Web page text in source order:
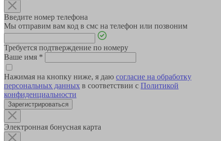
Введите номер телефона
Мы отправим вам код в смс на телефон или позвоним
Требуется подтверждение по номеру
Ваше имя *
Нажимая на кнопку ниже, я даю согласие на обработку
персональных данных в соответствии с Политикой
конфиденциальности
Зарегистрироваться
Электронная бонусная карта